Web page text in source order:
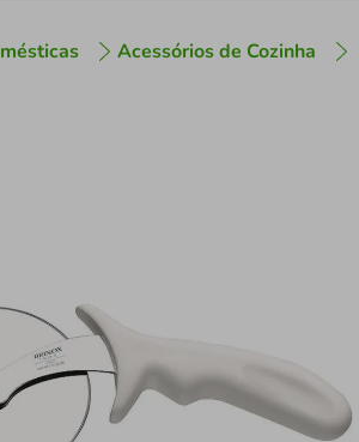
Acessórios de Cozinha